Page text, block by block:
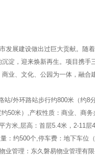
发展建设做出过巨大贡献。随
淀，迎来焕新再生。项目携手
业、文化、公园为一体，融合
站/外环路站步行约800米（约8
50米）,产权性质：商业、商务
方米,层高：首层5.4米，2-11层
：约500个,停车费：地下车位
业管理：东久磐易物业管理有